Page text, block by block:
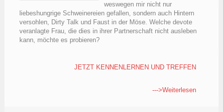
weswegen mir nicht nur
liebeshungrige Schweinereien gefallen, sondern auch Hintern
versohlen, Dirty Talk und Faust in der Möse. Welche devote
veranlagte Frau, die dies in ihrer Partnerschaft nicht ausleben
kann, möchte es probieren?
JETZT KENNENLERNEN UND TREFFEN
--->Weiterlesen